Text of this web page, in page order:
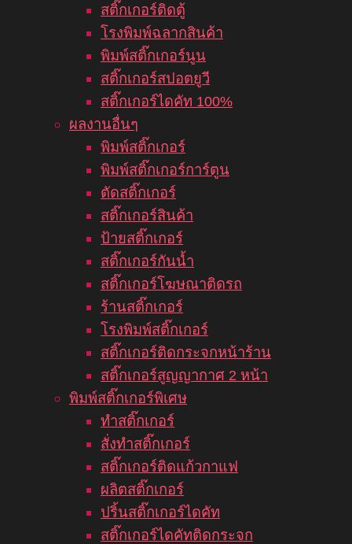
สติ๊กเกอร์ติดตู้
โรงพิมพ์ฉลากสินค้า
พิมพ์สติ๊กเกอร์นูน
สติ๊กเกอร์สปอตยูวี
สติ๊กเกอร์ไดคัท 100%
ผลงานอื่นๆ
พิมพ์สติ๊กเกอร์
พิมพ์สติ๊กเกอร์การ์ตูน
ตัดสติ๊กเกอร์
สติ๊กเกอร์สินค้า
ป้ายสติ๊กเกอร์
สติ๊กเกอร์กันน้ำ
สติ๊กเกอร์โฆษณาติดรถ
ร้านสติ๊กเกอร์
โรงพิมพ์สติ๊กเกอร์
สติ๊กเกอร์ติดกระจกหน้าร้าน
สติ๊กเกอร์สูญญากาศ 2 หน้า
พิมพ์สติ๊กเกอร์พิเศษ
ทำสติ๊กเกอร์
สั่งทำสติ๊กเกอร์
สติ๊กเกอร์ติดแก้วกาแฟ
ผลิตสติ๊กเกอร์
ปริ้นสติ๊กเกอร์ไดคัท
สติ๊กเกอร์ไดคัทติดกระจก